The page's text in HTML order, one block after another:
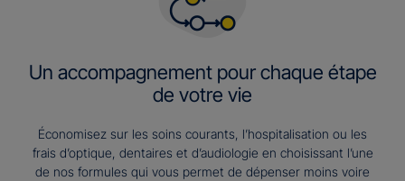
Un accompagnement pour chaque étape
de votre vie
Économisez sur les soins courants, l’hospitalisation ou les
frais d’optique, dentaires et d’audiologie en choisissant l’une
de nos formules qui vous permet de dépenser moins voire